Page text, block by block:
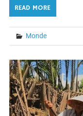
READ MORE
Monde